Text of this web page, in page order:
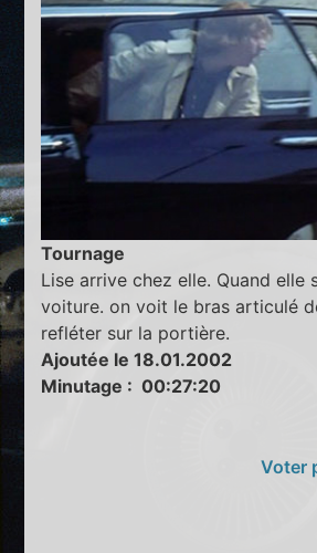
Tournage
Lise arrive chez elle. Quand elle
voiture. on voit le bras articulé
refléter sur la portière.
Ajoutée le 18.01.2002
Minutage : 00:27:20
Voter